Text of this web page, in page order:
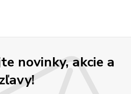
novinky, akcie a
zľavy!